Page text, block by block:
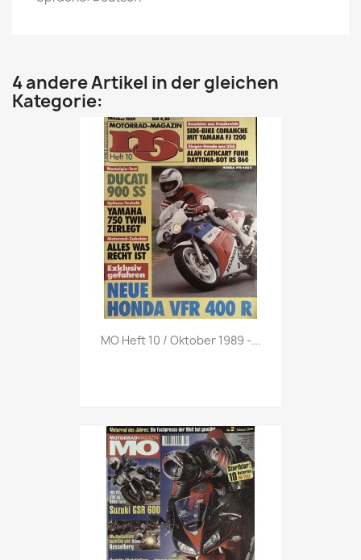
4 andere Artikel in der gleichen
Kategorie:
 Vorschau
MO Heft 10 / Oktober 1989 -...